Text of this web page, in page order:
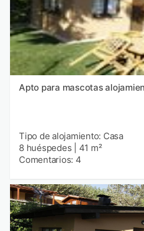
Apto para mascotas
Tipo de alojamiento: Casa
8 huéspedes
41 m²
Comentarios: 4